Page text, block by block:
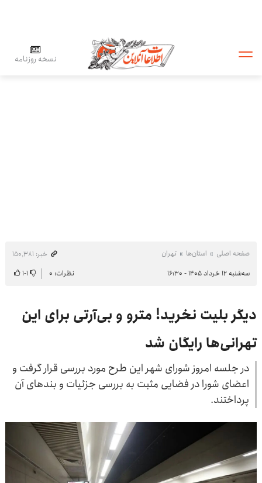
نسخه روزنامه
صفحه اصلی استان‌ها تهران
خبر: ۱۵۰٬۳۸۱
سه‌شنبه ۱۲ خرداد ۱۴۰۵ - ۱۶:۳۰
نظرات: ۰ ۱-۱
دیگر بلیت نخرید! مترو و بی‌آرتی برای این
تهرانی‌ها رایگان شد
در جلسه امروز شورای شهر این طرح مورد بررسی قرار گرفت و
اعضای شورا در فضایی مثبت به بررسی جزئیات و بندهای آن
پرداختند.